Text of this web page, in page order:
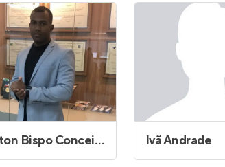
Apto
Eltton Bispo Conceicao Coelho Ivã Andrade